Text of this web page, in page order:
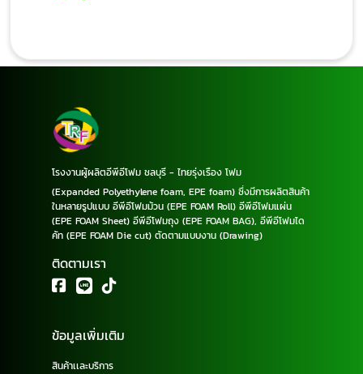
โรงงานผู้ผลิตอีพีอีโฟม ชลบุรี - ไทยรุ่งเรือง โฟม
(Expanded Polyethylene foam, EPE foam) ซึ่งมีการผลิตสินค้า
ในหลายรูปแบบ อีพีอีโฟมม้วน (EPE FOAM Roll) อีพีอีโฟมแผ่น
(EPE FOAM Sheet) อีพีอีโฟมถุง (EPE FOAM BAG), อีพีอีโฟมได
คัท (EPE FOAM Die cut) ตัดตามแบบงาน (Drawing)
ติดตามเรา
ข้อมูลเพิ่มเติม
สินค้าเเละบริการ